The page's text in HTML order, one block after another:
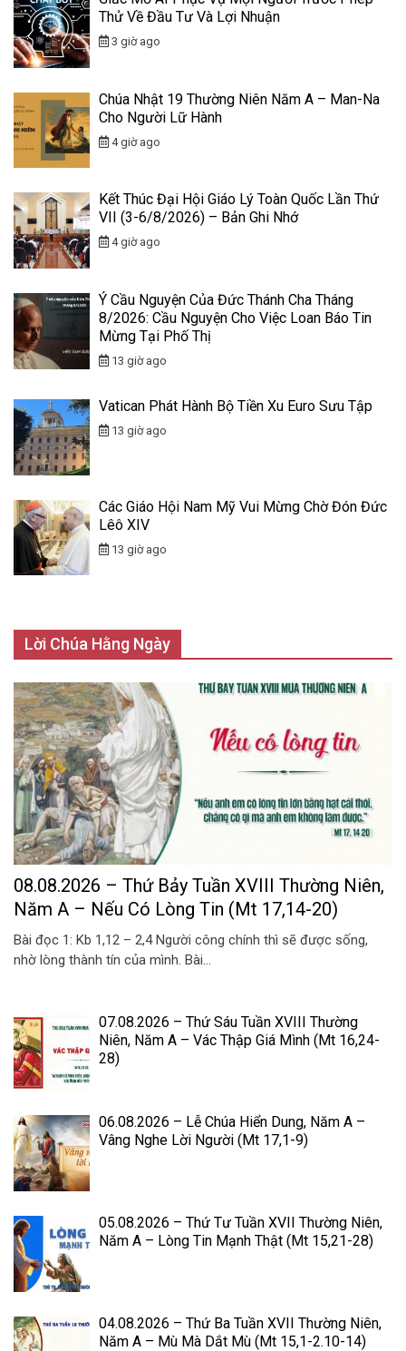
Thử Về Đầu Tư Và Lợi Nhuận
3 giờ ago
Chúa Nhật 19 Thường Niên Năm A – Man-Na
Cho Người Lữ Hành
4 giờ ago
Kết Thúc Đại Hội Giáo Lý Toàn Quốc Lần Thứ
VII (3-6/8/2026) – Bản Ghi Nhớ
4 giờ ago
Ý Cầu Nguyện Của Đức Thánh Cha Tháng
8/2026: Cầu Nguyện Cho Việc Loan Báo Tin
Mừng Tại Phố Thị
13 giờ ago
Vatican Phát Hành Bộ Tiền Xu Euro Sưu Tập
13 giờ ago
Các Giáo Hội Nam Mỹ Vui Mừng Chờ Đón Đức
Lêô XIV
13 giờ ago
Lời Chúa Hằng Ngày
08.08.2026 – Thứ Bảy Tuần XVIII Thường Niên,
Năm A – Nếu Có Lòng Tin (Mt 17,14-20)
Bài đọc 1: Kb 1,12 – 2,4 Người công chính thì sẽ được sống,
nhờ lòng thành tín của mình. Bài...
07.08.2026 – Thứ Sáu Tuần XVIII Thường
Niên, Năm A – Vác Thập Giá Mình (Mt 16,24-
28)
06.08.2026 – Lễ Chúa Hiển Dung, Năm A –
Vâng Nghe Lời Người (Mt 17,1-9)
05.08.2026 – Thứ Tư Tuần XVII Thường Niên,
Năm A – Lòng Tin Mạnh Thật (Mt 15,21-28)
04.08.2026 – Thứ Ba Tuần XVII Thường Niên,
Năm A – Mù Mà Dắt Mù (Mt 15,1-2.10-14)